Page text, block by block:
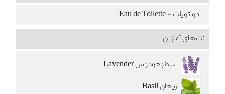
ادو تویلت - Eau de Toilette
نت‌های آغازین
اسطوخودوس Lavender
ریحان Basil